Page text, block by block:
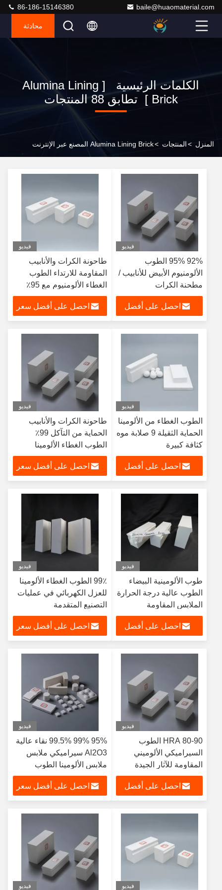
baile@huaomaterial.com
86-186-15146380
محادثة
الكلمات الرئيسية [ Alumina Lining
Brick ] تطابق 88 المنتجات
المنزل >المنتجات >Alumina Lining Brick المصنع عبر الإنترنت
فيديو
92% 95% الطوب
الألومنيوم الأبيض للأنابيب /
مطحنة الكرات
احصل على أفضل
فيديو
طاحونة الكرات والأنابيب
المقاومة للارتداء الطوب
الغطاء الألومنيوم مع 95٪
محتوى الألومنيوم
احصل على أفضل سعر
فيديو
الطوب الغطاء من الألومينا
الحماية الثقيلة 9 صلابة موه
كثافة كبيرة
احصل على أفضل
فيديو
طاحونة الكرات والأنابيب
الحماية من التآكل 99٪
الطوب الغطاء الألومينا
احصل على أفضل سعر
فيديو
طوب الألومينية البيضاء
الطوب عالية درجة الحرارة
الملابس المقاومة
للاستخدام في الفرن
الصناعياحصل على أفضل
فيديو
99٪ الطوب الغطاء الألومينا
للعزل الكهربائي في عمليات
التصنيع المتقدمة
احصل على أفضل سعر
فيديو
HRA 80-90 الطوب
السيراميكي الألوميني
المقاومة للآثار الجيدة
احصل على أفضل
فيديو
95% 99% 99.5% نقاء عالية
Al2O3 سيراميكي ملابس
ملابس الألومينا الطوب
السيراميكي ملابس
احصل على أفضل سعر
فيديو فيديو